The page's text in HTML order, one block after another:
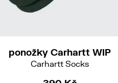
ponožky Carhartt WIP
Carhartt Socks